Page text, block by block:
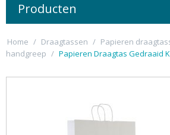
Producten
Home / Draagtassen / Papieren
handgreep / Papieren Draagtas Gedraaid